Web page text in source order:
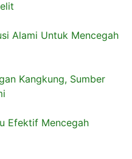
Alami Untuk Mencegah
Kangkung, Sumber
Efektif Mencegah